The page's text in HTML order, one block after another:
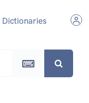
Dictionaries